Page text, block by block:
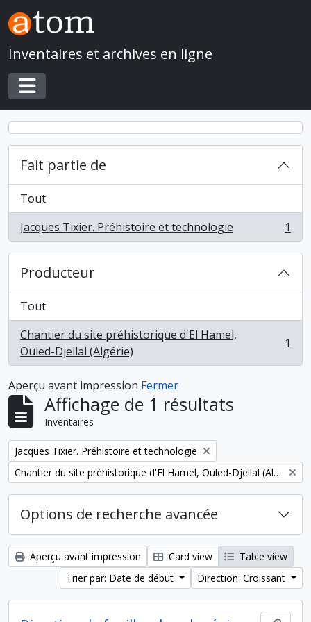
Skip to main content
Inventaires et archives en ligne
Toggle navigation
Fait partie de
Tout
Jacques Tixier. Préhistoire et technologie
, 1 résultats 1
Producteur
Tout
Chantier du site préhistorique d'El Hamel,
Ouled-Djellal (Algérie)
, 1 résultats 1
Aperçu avant impression Fermer
Affichage de 1 résultats
Inventaires
Remove filter:
Jacques Tixier. Préhistoire et technologie
Remove filter:
Chantier du site préhistorique d'El Hamel, Ouled-Djellal (Algérie)
Options de recherche avancée
Aperçu avant impression Card view
Table view
Trier par: Date de début
Direction: Croissant